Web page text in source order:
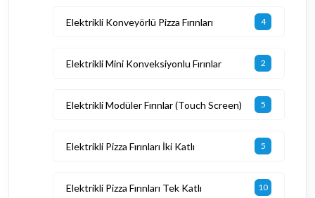
Elektrikli Konveyörlü Pizza Fırınları 4
Elektrikli Mini Konveksiyonlu Fırınlar 2
Elektrikli Modüler Fırınlar (Touch Screen) 5
Elektrikli Pizza Fırınları İki Katlı 5
Elektrikli Pizza Fırınları Tek Katlı 10